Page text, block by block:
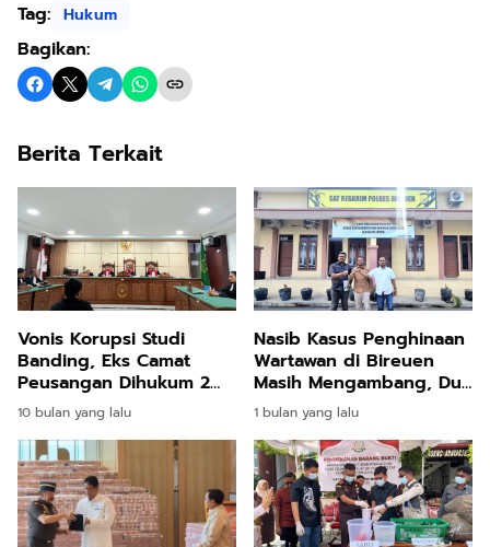
Tag: Hukum
Bagikan:
Berita Terkait
Vonis Korupsi Studi
Banding, Eks Camat
Peusangan Dihukum 2
Tahun 10 Bulan Penjara
10 bulan yang lalu
Nasib Kasus Penghinaan
Wartawan di Bireuen
Masih Mengambang, Dua
Bulan Belum Ada
Kepastian Hukum
1 bulan yang lalu